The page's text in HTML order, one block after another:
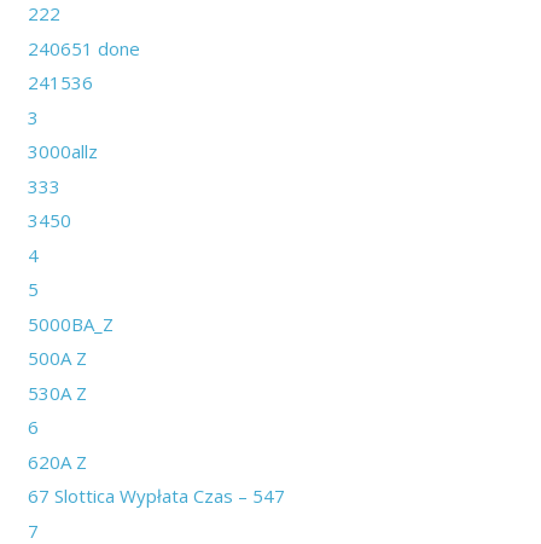
222
240651 done
241536
3
3000allz
333
3450
4
5
5000BA_Z
500A Z
530A Z
6
620A Z
67 Slottica Wypłata Czas – 547
7